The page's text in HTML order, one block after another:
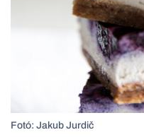
Fotó: Jakub Jurdič